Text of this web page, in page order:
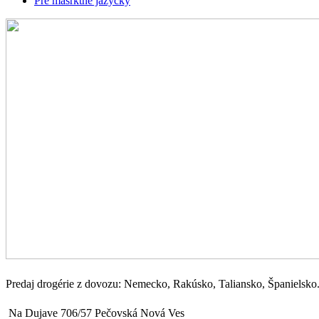
Predaj drogérie z dovozu: Nemecko, Rakúsko, Taliansko,
Na Dujave 706/57 Pečovská Nová Ves